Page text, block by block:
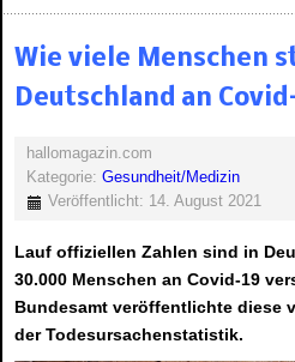
Header Images
Wie viele Menschen
Deutschland an
hallomagazin.com
Kategorie: Gesundheit/Medizin
Veröffentlicht: 14. August 2021
Lauf offiziellen Zahlen sind in
30.000 Menschen an Covid-19
Bundesamt veröffentlichte diese
der Todesursachenstatistik.